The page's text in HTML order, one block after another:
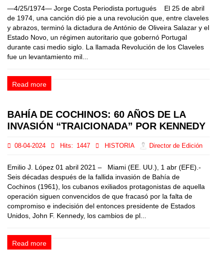
—4/25/1974— Jorge Costa Periodista portugués El 25 de abril
de 1974, una canción dió pie a una revolución que, entre claveles
y abrazos, terminó la dictadura de António de Oliveira Salazar y el
Estado Novo, un régimen autoritario que gobernó Portugal
durante casi medio siglo. La llamada Revolución de los Claveles
fue un levantamiento mil...
Read more
BAHÍA DE COCHINOS: 60 AÑOS DE LA
INVASIÓN “TRAICIONADA” POR KENNEDY
08-04-2024 Hits: 1447 HISTORIA Director de Edición
Emilio J. López 01 abril 2021 – Miami (EE. UU.), 1 abr (EFE).-
Seis décadas después de la fallida invasión de Bahía de
Cochinos (1961), los cubanos exiliados protagonistas de aquella
operación siguen convencidos de que fracasó por la falta de
compromiso e indecisión del entonces presidente de Estados
Unidos, John F. Kennedy, los cambios de pl...
Read more